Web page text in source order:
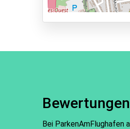
Bei ParkenAmFlughafen